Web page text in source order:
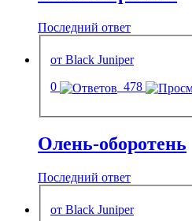
Последний ответ
от Black Juniper
0
478
Олень-оборотень
Последний ответ
от Black Juniper